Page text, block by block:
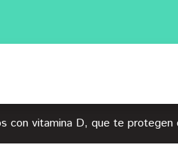
con vitamina D, que te protegen